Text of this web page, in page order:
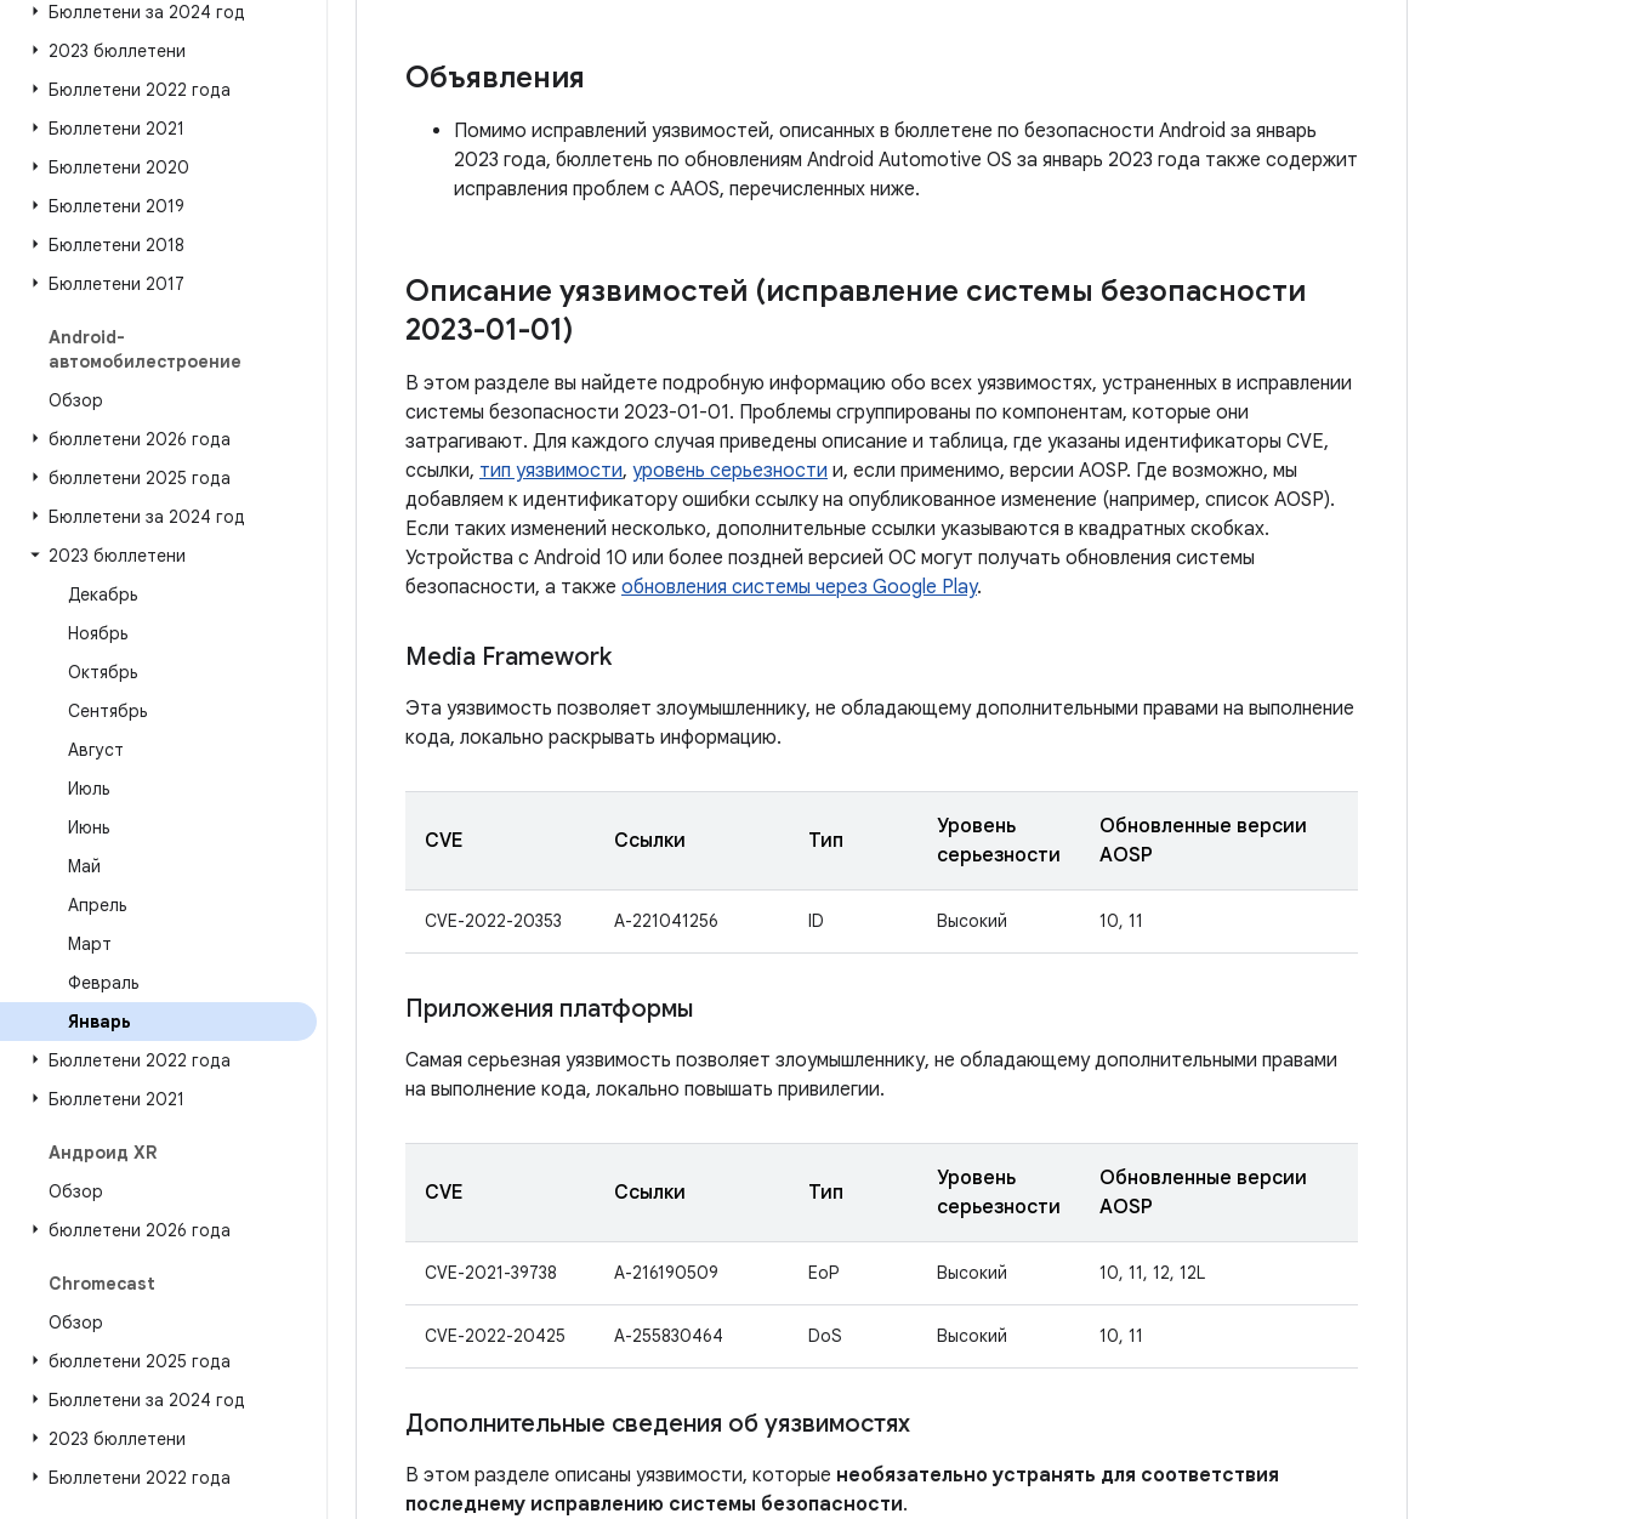
Бюллетени за 2024 год
2023 бюллетени
Бюллетени 2022 года
Бюллетени 2021
Бюллетени 2020
Бюллетени 2019
Бюллетени 2018
Бюллетени 2017
Android-
автомобилестроение
Обзор
бюллетени 2026 года
бюллетени 2025 года
Бюллетени за 2024 год
2023 бюллетени
Декабрь
Ноябрь
Октябрь
Сентябрь
Август
Июль
Июнь
Май
Апрель
Март
Февраль
Январь
Бюллетени 2022 года
Бюллетени 2021
Андроид XR
Обзор
бюллетени 2026 года
Chromecast
Обзор
бюллетени 2025 года
Бюллетени за 2024 год
2023 бюллетени
Бюллетени 2022 года
Объявления
Помимо исправлений уязвимостей, описанных в бюллетене по безопасности Android за январь
2023 года, бюллетень по обновлениям Android Automotive OS за январь 2023 года также содержит
исправления проблем с AAOS, перечисленных ниже.
Описание уязвимостей (исправление системы безопасности
2023-01-01)
В этом разделе вы найдете подробную информацию обо всех уязвимостях, устраненных в исправлении
системы безопасности 2023-01-01. Проблемы сгруппированы по компонентам, которые они
затрагивают. Для каждого случая приведены описание и таблица, где указаны идентификаторы CVE,
ссылки, тип уязвимости, уровень серьезности и, если применимо, версии AOSP. Где возможно, мы
добавляем к идентификатору ошибки ссылку на опубликованное изменение (например, список AOSP).
Если таких изменений несколько, дополнительные ссылки указываются в квадратных скобках.
Устройства с Android 10 или более поздней версией ОС могут получать обновления системы
безопасности, а также обновления системы через Google Play.
Media Framework
Эта уязвимость позволяет злоумышленнику, не обладающему дополнительными правами на выполнение
кода, локально раскрывать информацию.
CVE Ссылки Тип
Уровень
серьезности
Обновленные версии
AOSP
CVE-2022-20353 A-221041256 ID Высокий 10, 11
Приложения платформы
Самая серьезная уязвимость позволяет злоумышленнику, не обладающему дополнительными правами
на выполнение кода, локально повышать привилегии.
CVE Ссылки Тип
Уровень
серьезности
Обновленные версии
AOSP
CVE-2021-39738 A-216190509 EoP Высокий 10, 11, 12, 12L
CVE-2022-20425 A-255830464 DoS Высокий 10, 11
Дополнительные сведения об уязвимостях
В этом разделе описаны уязвимости, которые необязательно устранять для соответствия
последнему исправлению системы безопасности.